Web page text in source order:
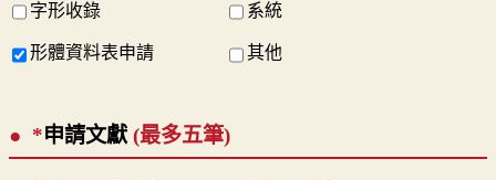
字形收錄 系統
形體資料表申請 其他
*申請文獻 (最多五筆)